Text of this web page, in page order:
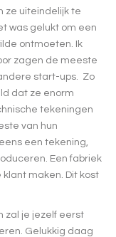
ze uiteindelijk te
was gelukt om een
ontmoeten. Ik
zagen de meeste
start-ups. Zo
dat ze enorm
tekeningen
van hun
een tekening,
Een fabriek
maken. Dit kost
zal je jezelf eerst
Gelukkig daag